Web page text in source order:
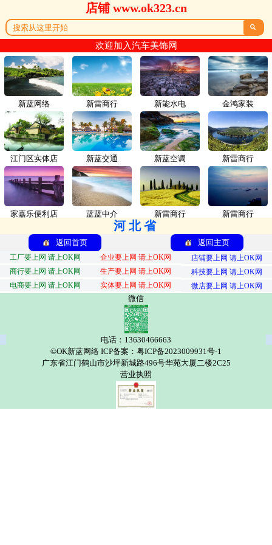
店铺 www.ok323.cn

欢迎加入汽车美饰网
新蓝网络 新雷商行
江门区实体店 新蓝交通
家嘉乐便利店 蓝蓝中介
新能水电 金鸿家装
新蓝空调 新雷商行
新雷商行 新雷商行
河北省
返回首页 返回主页
工厂要上网 请上OK网 企业要上网 请上OK网
店铺要上网 请上OK网
商行要上网 请上OK网
生产要上网 请上OK网
科技要上网 请上OK网
电商要上网 请上OK网
实体要上网 请上OK网 微店要上网 请上OK网
微信
电话：13630466663
©OK新蓝网络 ICP备案：粤ICP备2023009931号-1
广东省江门鹤山市沙坪新城路496号华苑大厦二楼2C25
营业执照